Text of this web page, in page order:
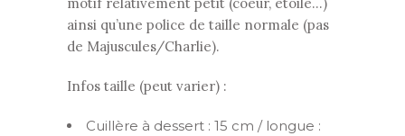
motif relativement petit (coeur, étoile…)
ainsi qu’une police de taille normale (pas
de Majuscules/Charlie).
Infos taille (peut varier) :
Cuillère à dessert : 15 cm / longue :